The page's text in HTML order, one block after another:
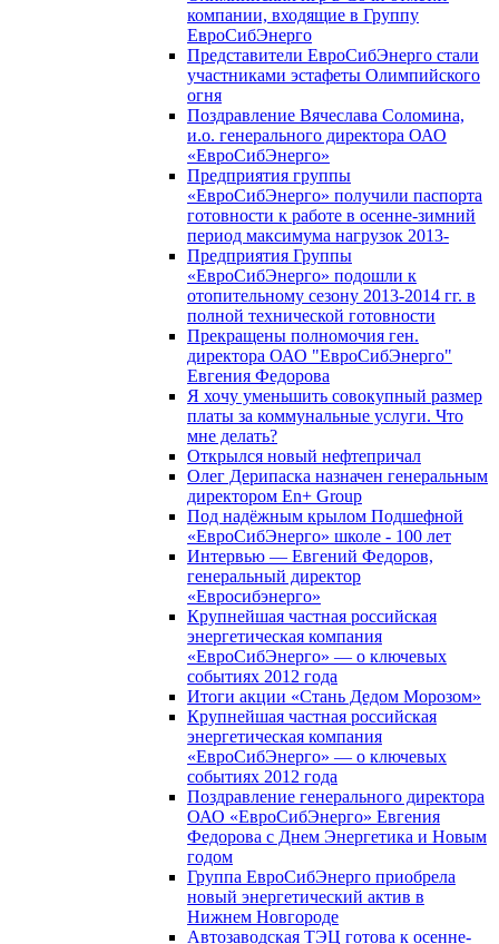
компании, входящие в Группу
ЕвроСибЭнерго
Представители ЕвроСибЭнерго стали
участниками эстафеты Олимпийского
огня
Поздравление Вячеслава Соломина,
и.о. генерального директора ОАО
«ЕвроСибЭнерго»
Предприятия группы
«ЕвроСибЭнерго» получили паспорта
готовности к работе в осенне-зимний
период максимума нагрузок 2013-
Предприятия Группы
«ЕвроСибЭнерго» подошли к
отопительному сезону 2013-2014 гг. в
полной технической готовности
Прекращены полномочия ген.
директора ОАО "ЕвроСибЭнерго"
Евгения Федорова
Я хочу уменьшить совокупный размер
платы за коммунальные услуги. Что
мне делать?
Открылся новый нефтепричал
Олег Дерипаска назначен генеральным
директором En+ Group
Под надёжным крылом Подшефной
«ЕвроСибЭнерго» школе - 100 лет
Интервью — Евгений Федоров,
генеральный директор
«Евросибэнерго»
Крупнейшая частная российская
энергетическая компания
«ЕвроСибЭнерго» — о ключевых
событиях 2012 года
Итоги акции «Стань Дедом Морозом»
Крупнейшая частная российская
энергетическая компания
«ЕвроСибЭнерго» — о ключевых
событиях 2012 года
Поздравление генерального директора
ОАО «ЕвроСибЭнерго» Евгения
Федорова с Днем Энергетика и Новым
годом
Группа ЕвроСибЭнерго приобрела
новый энергетический актив в
Нижнем Новгороде
Автозаводская ТЭЦ готова к осенне-